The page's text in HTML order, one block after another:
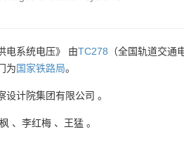
电系统电压》 由TC278 （全国轨道交通
为国家铁路局。
设计院集团有限公司 。
、 李红梅 、 王猛 。